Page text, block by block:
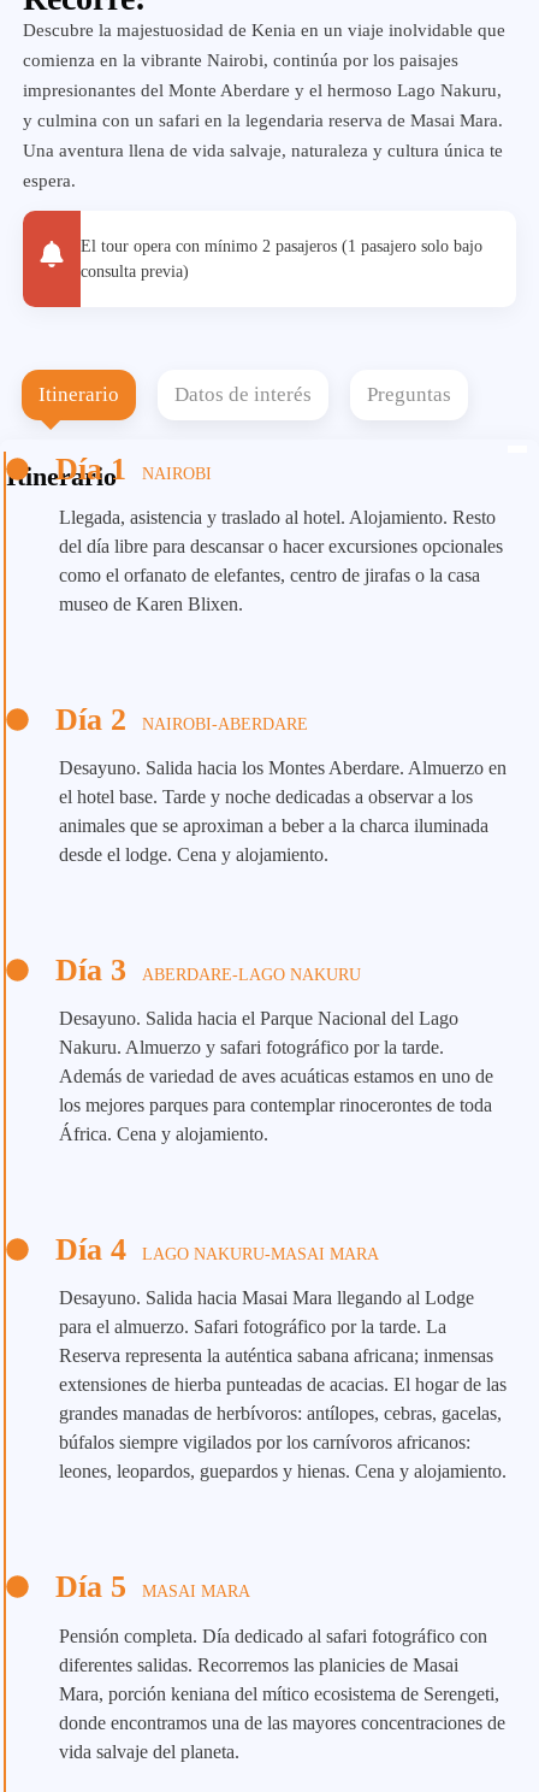
Descubre la majestuosidad de Kenia en un viaje inolvidable que
comienza en la vibrante Nairobi, continúa por los paisajes
impresionantes del Monte Aberdare y el hermoso Lago Nakuru,
y culmina con un safari en la legendaria reserva de Masai Mara.
Una aventura llena de vida salvaje, naturaleza y cultura única te
espera.
El tour opera con mínimo 2 pasajeros (1 pasajero solo bajo
consulta previa)
Itinerario Datos de interés Preguntas
Itinerario
Día 1 NAIROBI
Llegada, asistencia y traslado al hotel. Alojamiento. Resto
del día libre para descansar o hacer excursiones opcionales
como el orfanato de elefantes, centro de jirafas o la casa
museo de Karen Blixen.
Día 2 NAIROBI-ABERDARE
Desayuno. Salida hacia los Montes Aberdare. Almuerzo en
el hotel base. Tarde y noche dedicadas a observar a los
animales que se aproximan a beber a la charca iluminada
desde el lodge. Cena y alojamiento.
Día 3 ABERDARE-LAGO NAKURU
Desayuno. Salida hacia el Parque Nacional del Lago
Nakuru. Almuerzo y safari fotográfico por la tarde.
Además de variedad de aves acuáticas estamos en uno de
los mejores parques para contemplar rinocerontes de toda
África. Cena y alojamiento.
Día 4 LAGO NAKURU-MASAI MARA
Desayuno. Salida hacia Masai Mara llegando al Lodge
para el almuerzo. Safari fotográfico por la tarde. La
Reserva representa la auténtica sabana africana; inmensas
extensiones de hierba punteadas de acacias. El hogar de las
grandes manadas de herbívoros: antílopes, cebras, gacelas,
búfalos siempre vigilados por los carnívoros africanos:
leones, leopardos, guepardos y hienas. Cena y alojamiento.
Día 5 MASAI MARA
Pensión completa. Día dedicado al safari fotográfico con
diferentes salidas. Recorremos las planicies de Masai
Mara, porción keniana del mítico ecosistema de Serengeti,
donde encontramos una de las mayores concentraciones de
vida salvaje del planeta.